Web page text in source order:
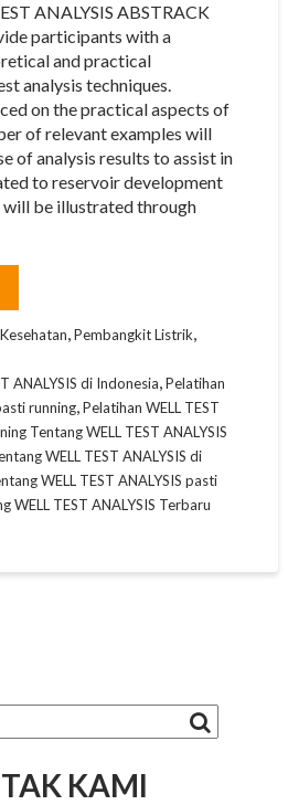
ANALYSIS ABSTRACK
participants with a
and practical
analysis techniques.
on the practical aspects of
of relevant examples will
of analysis results to assist in
to reservoir development
be illustrated through
Kesehatan,Pembangkit Listrik,
ANALYSIS di Indonesia,Pelatihan
running,Pelatihan WELL TEST
Tentang WELL TEST ANALYSIS
WELL TEST ANALYSIS di
WELL TEST ANALYSIS pasti
WELL TEST ANALYSIS Terbaru
KAMI